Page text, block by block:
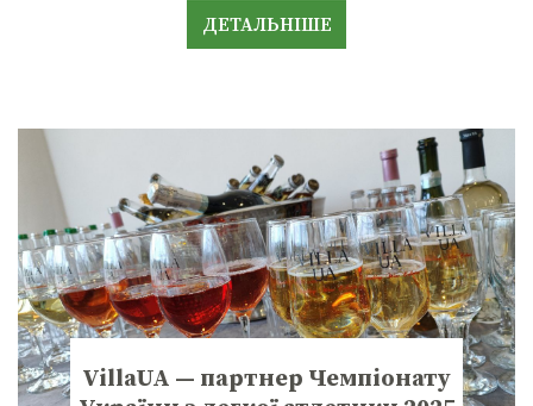
ДЕТАЛЬНІШЕ
VillaUA — партнер Чемпіонату